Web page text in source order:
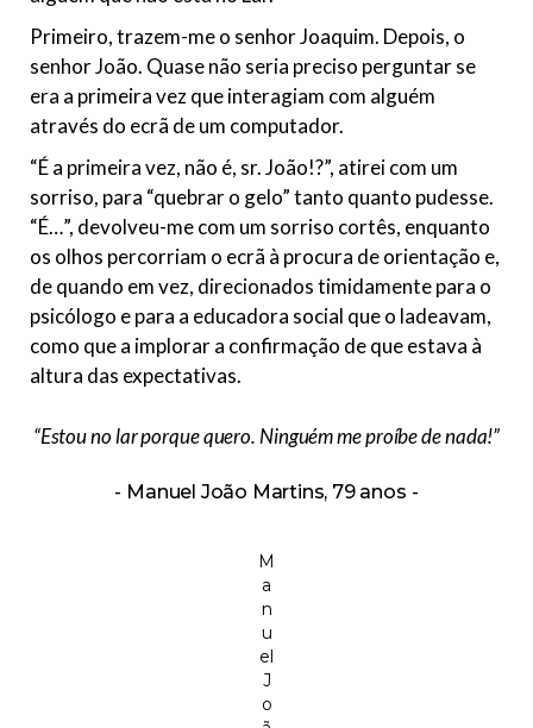
Primeiro, trazem-me o senhor Joaquim. Depois, o
senhor João. Quase não seria preciso perguntar se
era a primeira vez que interagiam com alguém
através do ecrã de um computador.
“É a primeira vez, não é, sr. João!?”, atirei com um
sorriso, para “quebrar o gelo” tanto quanto pudesse.
“É…”, devolveu-me com um sorriso cortês, enquanto
os olhos percorriam o ecrã à procura de orientação e,
de quando em vez, direcionados timidamente para o
psicólogo e para a educadora social que o ladeavam,
como que a implorar a confirmação de que estava à
altura das expectativas.
“Estou no lar porque quero. Ninguém me proíbe de nada!”
Manuel João Martins, 79 anos
M
a
n
u
el
J
o